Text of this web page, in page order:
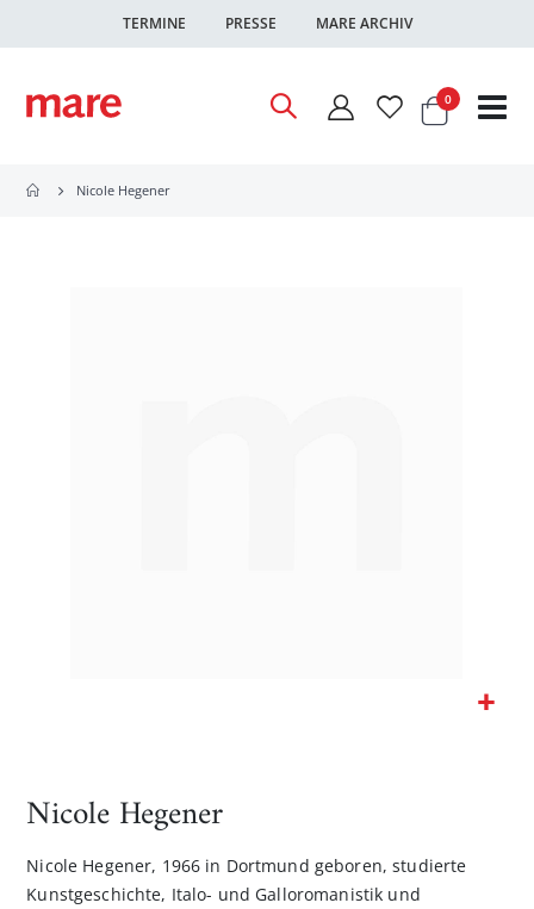
TERMINE PRESSE MARE ARCHIV
Warenkorb
0Artikel
Nicole Hegener
Bildgalerie
Nicole Hegener
Nicole Hegener, 1966 in Dortmund geboren, studierte
Kunstgeschichte, Italo- und Galloromanistik und